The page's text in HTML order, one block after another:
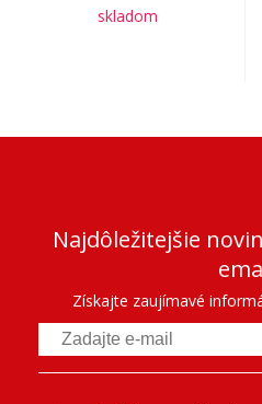
skladom
Najdôležitejšie
Získajte zaujímavé